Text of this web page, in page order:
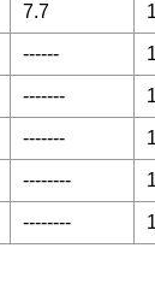
7.7
------
-------
-------
--------
--------